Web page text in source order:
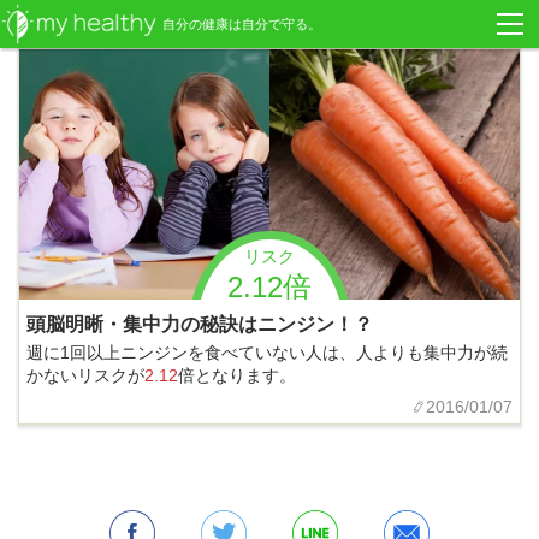
リスク
2.12倍
頭脳明晰・集中力の秘訣はニンジン！？
週に1回以上ニンジンを食べていない人は、人よりも集中力が続
かないリスクが2.12倍となります。
2016/01/07
自分の健康は自分で守る。